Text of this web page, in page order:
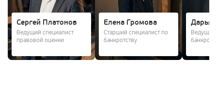
Сергей Платонов
Ведущий специалист
правовой оценки
Елена Громова
Старший специалист по
банкротству
Дарья
Ведущий